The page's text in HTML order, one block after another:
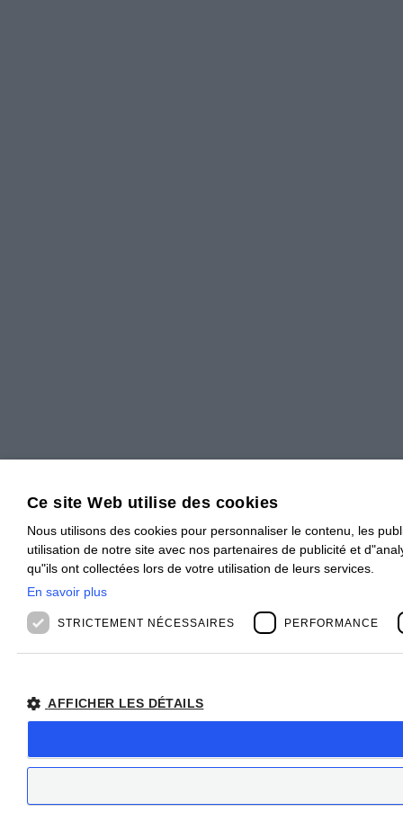
Ce site Web utilise des cookies
Nous utilisons des cookies pour personnaliser le contenu, les
utilisation de notre site avec nos partenaires de publicité et
qu"ils ont collectées lors de votre utilisation de leurs services.
En savoir plus
STRICTEMENT NÉCESSAIRES PERFORMANCE
AFFICHER LES DÉTAILS